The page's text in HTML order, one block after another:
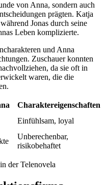
von Anna, sondern auch
prägten. Katja
Jonas durch seine
Leben komplizierte.
und Anna
Zuschauer konnten
da sie oft in
waren, die die
Charaktereigenschaften
Einfühlsam, loyal
Unberechenbar,
risikobehaftet